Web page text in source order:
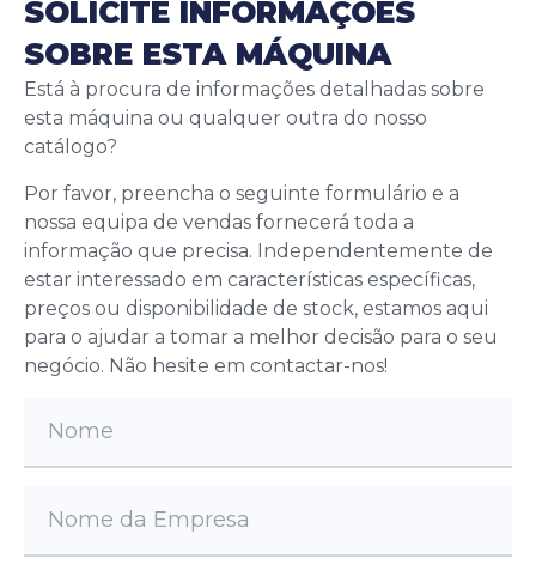
SOLICITE INFORMAÇÕES
SOBRE ESTA MÁQUINA
Está à procura de informações detalhadas sobre
esta máquina ou qualquer outra do nosso
catálogo?
Por favor, preencha o seguinte formulário e a
nossa equipa de vendas fornecerá toda a
informação que precisa. Independentemente de
estar interessado em características específicas,
preços ou disponibilidade de stock, estamos aqui
para o ajudar a tomar a melhor decisão para o seu
negócio. Não hesite em contactar-nos!